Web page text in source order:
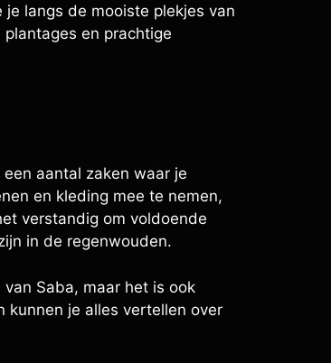
langs de mooiste plekjes van
en prachtige
aantal zaken waar je
en kleding mee te nemen,
verstandig om voldoende
in de regenwouden.
Saba, maar het is ook
kunnen je alles vertellen over